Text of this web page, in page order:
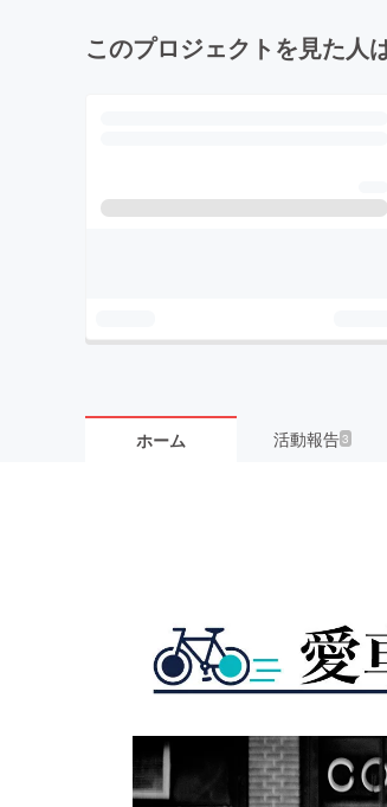
このプロジェクトを見た人
ホーム 活動報告3